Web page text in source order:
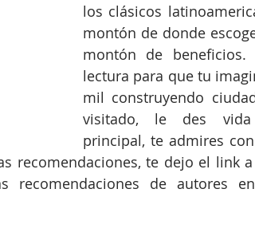
los clásicos
montón de donde
montón de
lectura para que tu
mil construyendo
visitado, le des
principal, te admires
recomendaciones, te dejo el link
recomendaciones de autores